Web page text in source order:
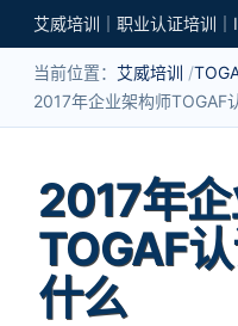
当前位置： 艾威培训
2017年企业架构师TOGAF
2017年
TOGAF
什么